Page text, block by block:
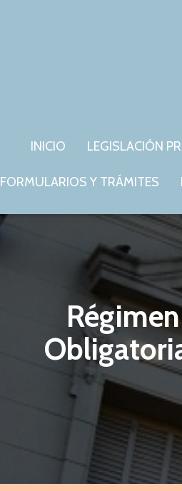
INICIO LEGISLACIÓN
FORMULARIOS Y TRÁMITES